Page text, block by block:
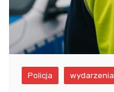
Policja wydarzenia